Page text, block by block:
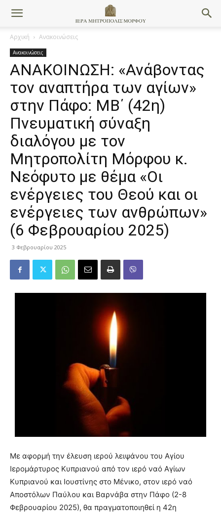
Αρχική Ανακοινώσεις
Ανακοινώσεις
ΑΝΑΚΟΙΝΩΣΗ: «Ανάβοντας
τον αναπτήρα των αγίων»
στην Πάφο: ΜΒ΄ (42η)
Πνευματική σύναξη
διαλόγου με τον
Μητροπολίτη Μόρφου κ.
Νεόφυτo με θέμα «Οι
ενέργειες του Θεού και οι
ενέργειες των ανθρώπων»
(6 Φεβρουαρίου 2025)
3 Φεβρουαρίου 2025
Με αφορμή την έλευση ιερού λειψάνου του Αγίου
Ιερομάρτυρος Κυπριανού από τον ιερό ναό Αγίων
Κυπριανού και Ιουστίνης στο Μένικο, στον ιερό ναό
Αποστόλων Παύλου και Βαρνάβα στην Πάφο (2-8
Φεβρουαρίου 2025), θα πραγματοποιηθεί η 42η